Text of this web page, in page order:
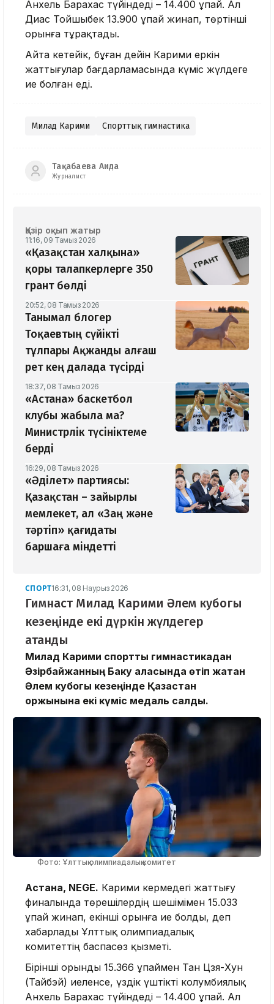
Анхель Барахас түйіндеді – 14.400 ұпай. Ал
Диас Тойшыбек 13.900 ұпай жинап, төртінші
орынға тұрақтады.
Айта кетейік, бұған дейін Карими еркін
жаттығулар бағдарламасында күміс жүлдеге
ие болған еді.
Милад Карими Спорттық гимнастика
Тақабаева Аида
Журналист
Қазір оқып жатыр
11:16, 09 Тамыз 2026
«Қазақстан халқына»
қоры талапкерлерге 350
грант бөлді
20:52, 08 Тамыз 2026
Танымал блогер
Тоқаевтың сүйікті
тұлпары Ақжанды алғаш
рет кең далада түсірді
18:37, 08 Тамыз 2026
«Астана» баскетбол
клубы жабыла ма?
Министрлік түсініктеме
берді
16:29, 08 Тамыз 2026
«Әділет» партиясы:
Қазақстан – зайырлы
мемлекет, ал «Заң және
тәртіп» қағидаты
баршаға міндетті
СПОРТ16:31, 08 Наурыз 2026
Гимнаст Милад Карими Әлем кубогы
кезеңінде екі дүркін жүлдегер
атанды
Милад Карими спорттық гимнастикадан
Әзірбайжанның Баку қаласында өтіп жатқан
Әлем кубогы кезеңінде Қазақстан
қоржынына екі күміс медаль салды.
Фото: Ұлттық олимпиадалық комитет
Астана, NEGE. Карими кермедегі жаттығу
финалында төрешілердің шешімімен 15.033
ұпай жинап, екінші орынға ие болды, деп
хабарлады Ұлттық олимпиадалық
комитеттің баспасөз қызметі.
Бірінші орынды 15.366 ұпаймен Тан Цзя-Хун
(Тайбэй) иеленсе, үздік үштікті колумбиялық
Анхель Барахас түйіндеді – 14.400 ұпай. Ал